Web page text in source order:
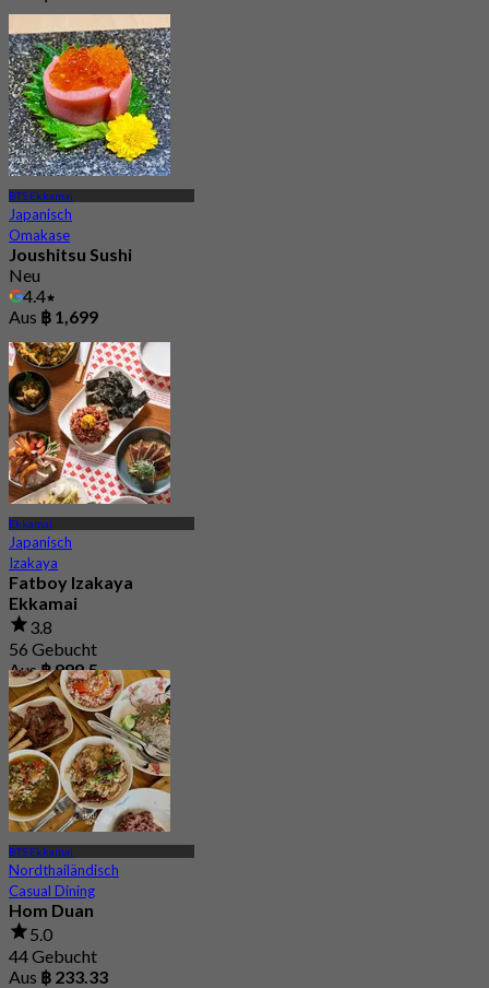
BTS Ekkamai
Japanisch
Omakase
Joushitsu Sushi
Neu
4.4
Aus ฿ 1,699
Ekkamai
Japanisch
Izakaya
Fatboy Izakaya
Ekkamai
3.8
56 Gebucht
Aus฿ 999.5
BTS Ekkamai
Nordthailändisch
Casual Dining
Hom Duan
5.0
44 Gebucht
Aus ฿ 233.33